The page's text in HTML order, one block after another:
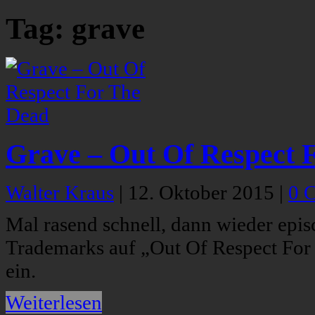
Tag: grave
Grave – Out Of Respect
Walter Kraus | 12. Oktober 2015 | 0
Mal rasend schnell, dann wieder
Trademarks auf „Out Of Respect
ein.
Weiterlesen